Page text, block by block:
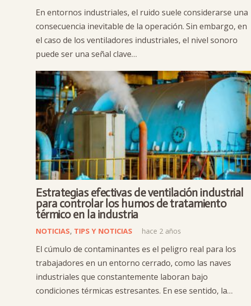
En entornos industriales, el ruido suele considerarse una
consecuencia inevitable de la operación. Sin embargo, en
el caso de los ventiladores industriales, el nivel sonoro
puede ser una señal clave…
Estrategias efectivas de ventilación industrial
para controlar los humos de tratamiento
térmico en la industria
NOTICIAS, TIPS Y NOTICIAS hace 2 años
El cúmulo de contaminantes es el peligro real para los
trabajadores en un entorno cerrado, como las naves
industriales que constantemente laboran bajo
condiciones térmicas estresantes. En ese sentido, la…